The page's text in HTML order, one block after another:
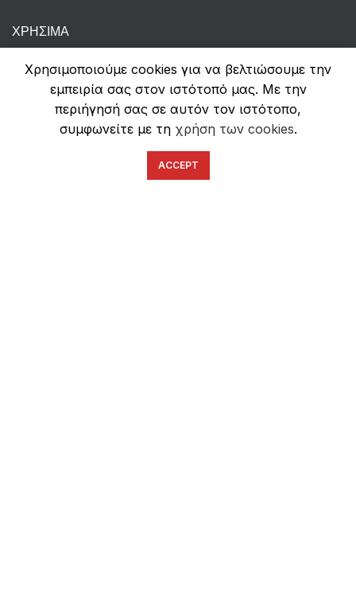
ΧΡΉΣΙΜΑ
Τρόποι Πληρωμών
Αποστολή & Επιστροφές
Όροι Χρήσης
Ασφάλεια Συναλλαγών
Χρησιμοποιούμε cookies για να βελτιώσουμε την
εμπειρία σας στον ιστότοπό μας. Με την
περιήγησή σας σε αυτόν τον ιστότοπο,
συμφωνείτε με τη χρήση των cookies.
ACCEPT